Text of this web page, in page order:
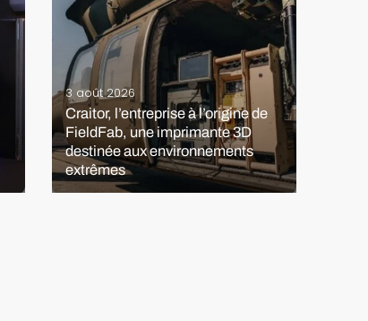
3 août 2026
Craitor, l’entreprise à l’origine de
FieldFab, une imprimante 3D
destinée aux environnements
extrêmes